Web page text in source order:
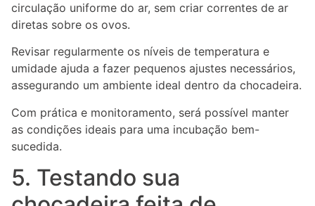
circulação uniforme do ar, sem criar correntes de ar
diretas sobre os ovos.
Revisar regularmente os níveis de temperatura e
umidade ajuda a fazer pequenos ajustes necessários,
assegurando um ambiente ideal dentro da chocadeira.
Com prática e monitoramento, será possível manter
as condições ideais para uma incubação bem-
sucedida.
5. Testando sua